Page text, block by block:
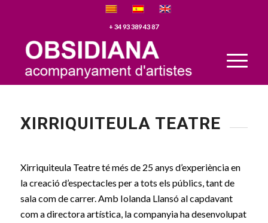
+ 34 93 389 43 87
XIRRIQUITEULA TEATRE
Xirriquiteula Teatre té més de 25 anys d’experiència en
la creació d’espectacles per a tots els públics, tant de
sala com de carrer. Amb Iolanda Llansó al capdavant
com a directora artística, la companyia ha desenvolupat